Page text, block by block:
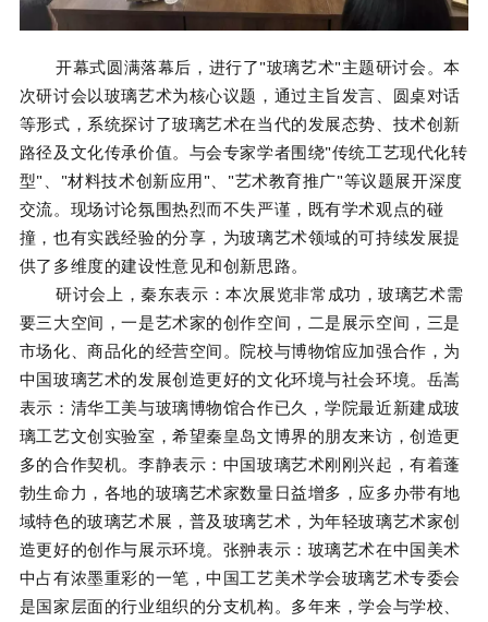
开幕式圆满落幕后，进行了"玻璃艺术"主题研讨会。本
次研讨会以玻璃艺术为核心议题，通过主旨发言、圆桌对话
等形式，系统探讨了玻璃艺术在当代的发展态势、技术创新
路径及文化传承价值。与会专家学者围绕"传统工艺现代化转
型"、"材料技术创新应用"、"艺术教育推广"等议题展开深度
交流。现场讨论氛围热烈而不失严谨，既有学术观点的碰
撞，也有实践经验的分享，为玻璃艺术领域的可持续发展提
供了多维度的建设性意见和创新思路。
研讨会上，秦东表示：本次展览非常成功，玻璃艺术需
要三大空间，一是艺术家的创作空间，二是展示空间，三是
市场化、商品化的经营空间。院校与博物馆应加强合作，为
中国玻璃艺术的发展创造更好的文化环境与社会环境。岳嵩
表示：清华工美与玻璃博物馆合作已久，学院最近新建成玻
璃工艺文创实验室，希望秦皇岛文博界的朋友来访，创造更
多的合作契机。李静表示：中国玻璃艺术刚刚兴起，有着蓬
勃生命力，各地的玻璃艺术家数量日益增多，应多办带有地
域特色的玻璃艺术展，普及玻璃艺术，为年轻玻璃艺术家创
造更好的创作与展示环境。张翀表示：玻璃艺术在中国美术
中占有浓墨重彩的一笔，中国工艺美术学会玻璃艺术专委会
是国家层面的行业组织的分支机构。多年来，学会与学校、